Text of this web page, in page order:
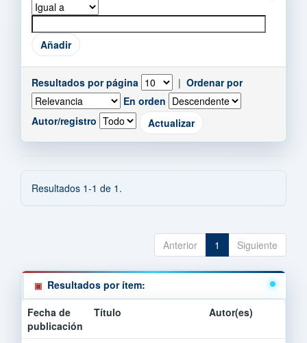
Resultados por página | Ordenar por
En orden
Autor/registro
Resultados 1-1 de 1.
Anterior 1 Siguiente
Resultados por ítem:
Fecha de
publicación
Título Autor(es)